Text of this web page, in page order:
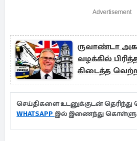
Advertisement
ருவாண்டா
வழக்கில்
கிடைத்த
செய்திகளை உடனுக்குடன் தெரிந்து
WHATSAPP இல் இணைந்து